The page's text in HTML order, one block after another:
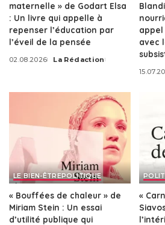
maternelle » de Godart Elsa
: Un livre qui appelle à
repenser l’éducation par
l’éveil de la pensée
02.08.2026
Posted
La Rédaction
avec
LE BIEN-ÊTREPOLITIQUE
« Bouffées de chaleur » de
Miriam Stein : Un essai
d’utilité publique qui
«